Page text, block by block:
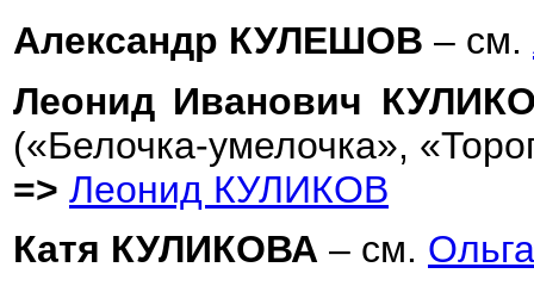
Александр КУЛЕШОВ – см.
Леонид Иванович
(«Белочка-умелочка»,
=> Леонид КУЛИКОВ
Катя КУЛИКОВА – см.